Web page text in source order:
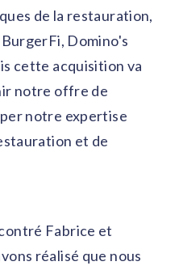
de la restauration,
Domino's
cette acquisition va
notre offre de
notre expertise
et de
Fabrice et
réalisé que nous